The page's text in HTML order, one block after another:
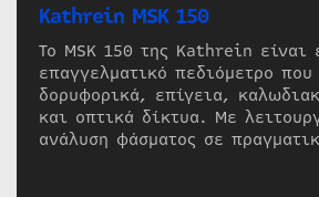
Kathrein MSK 150
Το MSK 150 της Kathrein είναι
επαγγελματικό πεδιόμετρο που
δορυφορικά, επίγεια,
και οπτικά δίκτυα. Με
ανάλυση φάσματος σε